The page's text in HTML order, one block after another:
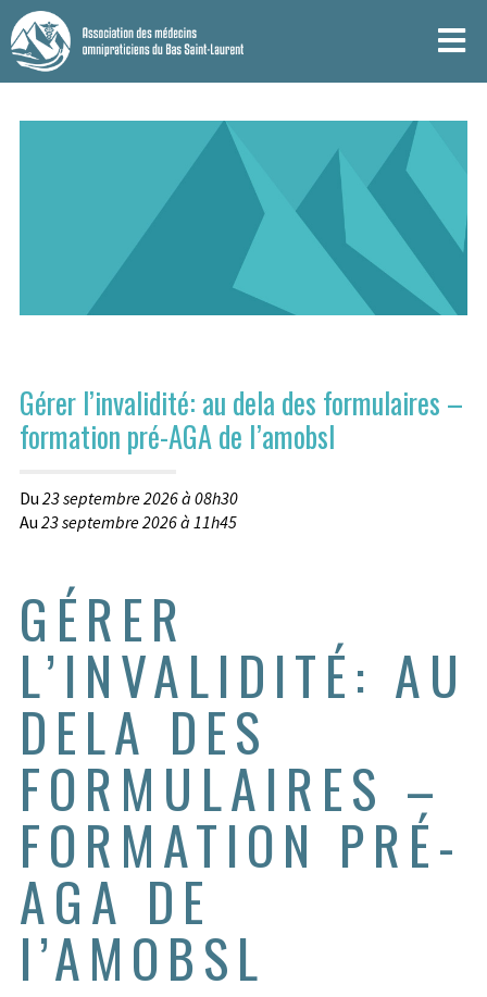
Gérer l’invalidité: au dela des formulaires –
formation pré-AGA de I’amobsl
Du 23 septembre 2026 à 08h30
Au 23 septembre 2026 à 11h45
GÉRER
L’INVALIDITÉ: AU
DELA DES
FORMULAIRES –
FORMATION PRÉ-
AGA DE
I’AMOBSL